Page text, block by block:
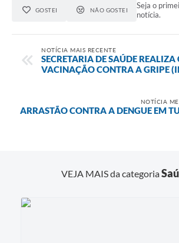
GOSTEI NÃO GOSTEI
Seja o
notícia.
NOTÍCIA MAIS RECENTE
SECRETARIA DE SAÚDE
VACINAÇÃO CONTRA A GRIPE
NOTÍCIA
ARRASTÃO CONTRA A DENGUE EM
VEJA MAIS da categoria